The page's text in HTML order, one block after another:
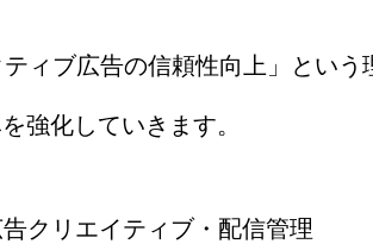
ィブ広告の信頼性向上」という
強化していきます。
クリエイティブ・配信管理